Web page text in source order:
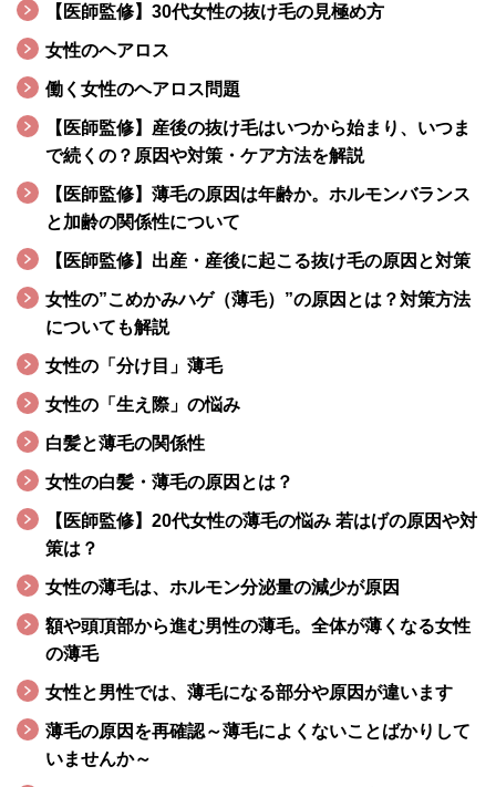
【医師監修】30代女性の抜け毛の見極め方
女性のヘアロス
働く女性のヘアロス問題
【医師監修】産後の抜け毛はいつから始まり、いつま
で続くの？原因や対策・ケア方法を解説
【医師監修】薄毛の原因は年齢か。ホルモンバランス
と加齢の関係性について
【医師監修】出産・産後に起こる抜け毛の原因と対策
女性の”こめかみハゲ（薄毛）”の原因とは？対策方法
についても解説
女性の「分け目」薄毛
女性の「生え際」の悩み
白髪と薄毛の関係性
女性の白髪・薄毛の原因とは？
【医師監修】20代女性の薄毛の悩み 若はげの原因や対
策は？
女性の薄毛は、ホルモン分泌量の減少が原因
額や頭頂部から進む男性の薄毛。全体が薄くなる女性
の薄毛
女性と男性では、薄毛になる部分や原因が違います
薄毛の原因を再確認～薄毛によくないことばかりして
いませんか～